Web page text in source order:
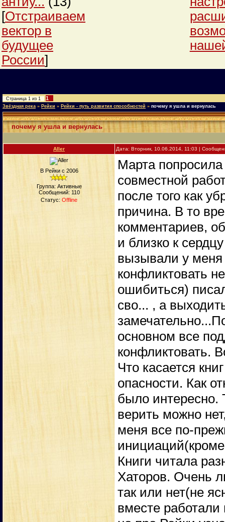
[Отстраиваем
вектор в
будущее
России]
Страница 1 из 1 1
Звёздная река » Рейки » Рейки - путь развития способностей » почему я ушла и вернулась
почему я ушла и вернулась
Aller Дата: Вторник, 10.06.2014, 11:03 |
В Рейки с 2006
Группа: Активные
Сообщений: 110
Статус: Offline
Марта
совместной
после того как
причина. В то
комментариев,
и близко к
вызывали у меня
конфликтовать
ошибиться)
сво... , а
основном все
конфликтовать.
Что касается
опасности. Как
было интересно.
верить можно
меня все по-
Книги читала
Хаторов. Очень
так или нет(не
вместе